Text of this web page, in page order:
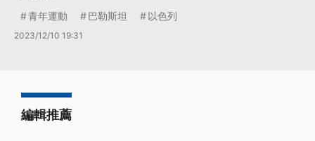
青年運動 巴勒斯坦 以色列
2023/12/10 19:31
編輯推薦